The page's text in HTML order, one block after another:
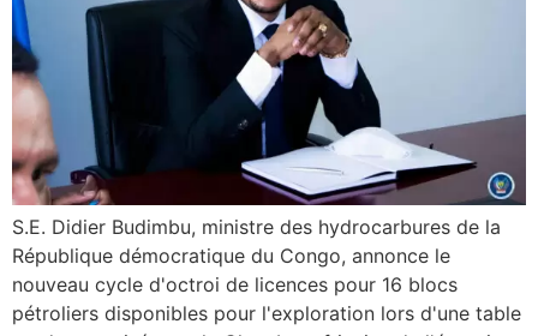
S.E. Didier Budimbu, ministre des hydrocarbures de la
République démocratique du Congo, annonce le
nouveau cycle d'octroi de licences pour 16 blocs
pétroliers disponibles pour l'exploration lors d'une table